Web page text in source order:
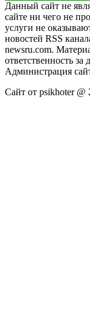
Данный сайт не
сайте ни чего не
услуги не
новостей RSS
newsru.com.
ответственность
Администрация
Сайт от psikhoter @